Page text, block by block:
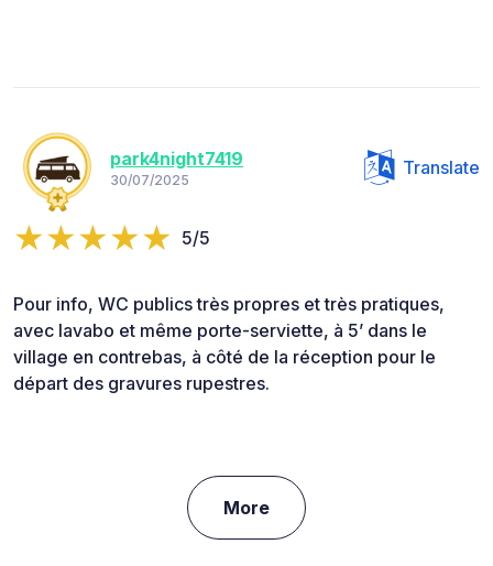
park4night7419
30/07/2025
Translate
5/5
Pour info, WC publics très propres et très pratiques,
avec lavabo et même porte-serviette, à 5’ dans le
village en contrebas, à côté de la réception pour le
départ des gravures rupestres.
More